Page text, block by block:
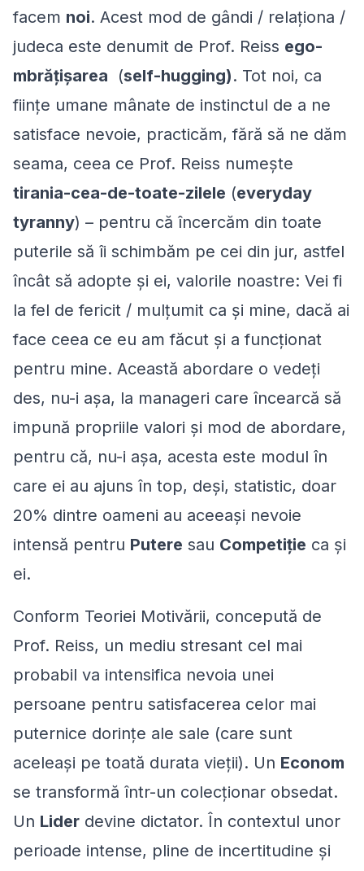
facem noi. Acest mod de gândi / relaționa /
judeca este denumit de Prof. Reiss ego-
mbrățișarea (self-hugging). Tot noi, ca
ființe umane mânate de instinctul de a ne
satisface nevoie, practicăm, fără să ne dăm
seama, ceea ce Prof. Reiss numește
tirania-cea-de-toate-zilele (everyday
tyranny) – pentru că încercăm din toate
puterile să îi schimbăm pe cei din jur, astfel
încât să adopte și ei, valorile noastre: Vei fi
la fel de fericit / mulțumit ca și mine, dacă ai
face ceea ce eu am făcut și a funcționat
pentru mine. Această abordare o vedeți
des, nu-i așa, la manageri care încearcă să
impună propriile valori și mod de abordare,
pentru că, nu-i așa, acesta este modul în
care ei au ajuns în top, deși, statistic, doar
20% dintre oameni au aceeași nevoie
intensă pentru Putere sau Competiție ca și
ei.
Conform Teoriei Motivării, concepută de
Prof. Reiss, un mediu stresant cel mai
probabil va intensifica nevoia unei
persoane pentru satisfacerea celor mai
puternice dorințe ale sale (care sunt
aceleași pe toată durata vieții). Un Econom
se transformă într-un colecționar obsedat.
Un Lider devine dictator. În contextul unor
perioade intense, pline de incertitudine și